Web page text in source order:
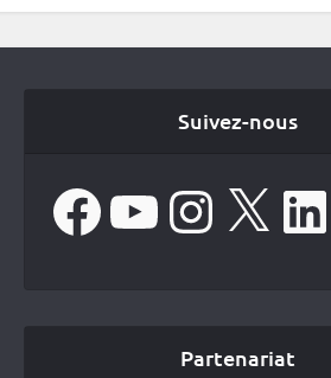
Suivez-nous
FacebookYouTube Instagram
X LinkedIn
Partenariat